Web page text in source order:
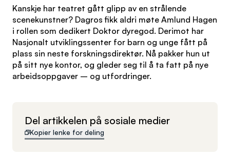
Kanskje har teatret gått glipp av en strålende
scenekunstner? Dagros fikk aldri møte Amlund Hagen
i rollen som dedikert Doktor dyregod. Derimot har
Nasjonalt utviklingssenter for barn og unge fått på
plass sin neste forskningsdirektør. Nå pakker hun ut
på sitt nye kontor, og gleder seg til å ta fatt på nye
arbeidsoppgaver – og utfordringer.
Del artikkelen på sosiale medier
Kopier lenke for deling